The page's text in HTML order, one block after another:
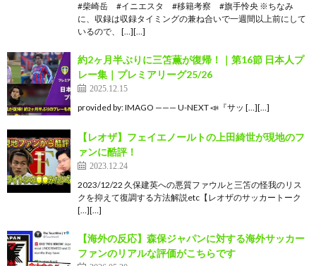
#柴崎岳 #イニエスタ #移籍考察 #旗手怜央 ※ちなみ
に、収録は収録タイミングの兼ね合いで一週間以上前にして
いるので、 […][…]
約2ヶ月半ぶりに三笘薫が復帰！｜第16節 日本人プ
レー集｜プレミアリーグ25/26
2025.12.15
provided by: IMAGO ——— U-NEXT 📣『サッ […][…]
【レオザ】フェイエノールトの上田綺世が現地のフ
ァンに酷評！
2023.12.24
2023/12/22 久保建英への悪質ファウルと三笘の怪我のリス
クを抑えて復調する方法解説etc【レオザのサッカートーク
[…][…]
【海外の反応】森保ジャパンに対する海外サッカー
ファンのリアルな評価がこちらです